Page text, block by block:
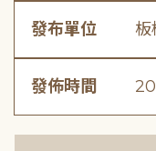
發布單位 板
發佈時間